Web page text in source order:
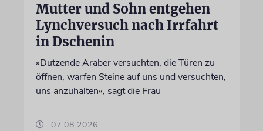
Mutter und Sohn entgehen
Lynchversuch nach Irrfahrt
in Dschenin
»Dutzende Araber versuchten, die Türen zu
öffnen, warfen Steine auf uns und versuchten,
uns anzuhalten«, sagt die Frau
07.08.2026